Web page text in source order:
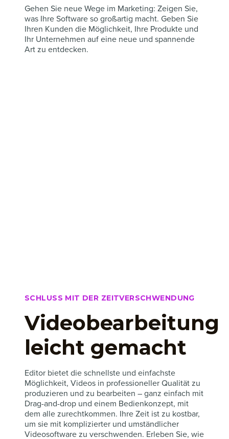
Gehen Sie neue Wege im Marketing: Zeigen Sie,
was Ihre Software so großartig macht. Geben Sie
Ihren Kunden die Möglichkeit, Ihre Produkte und
Ihr Unternehmen auf eine neue und spannende
Art zu entdecken.
SCHLUSS MIT DER ZEITVERSCHWENDUNG
Videobearbeitung
leicht gemacht
Editor bietet die schnellste und einfachste
Möglichkeit, Videos in professioneller Qualität zu
produzieren und zu bearbeiten – ganz einfach mit
Drag-and-drop und einem Bedienkonzept, mit
dem alle zurechtkommen. Ihre Zeit ist zu kostbar,
um sie mit komplizierter und umständlicher
Videosoftware zu verschwenden. Erleben Sie, wie